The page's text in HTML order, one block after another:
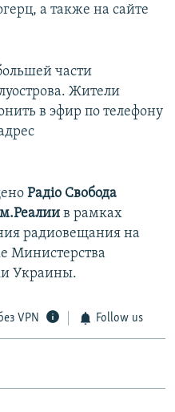
а также на сайте
части
Жители
в эфир по телефону
Радіо Свобода
в рамках
радиовещания на
Министерства
Украины.
VPN Follow us